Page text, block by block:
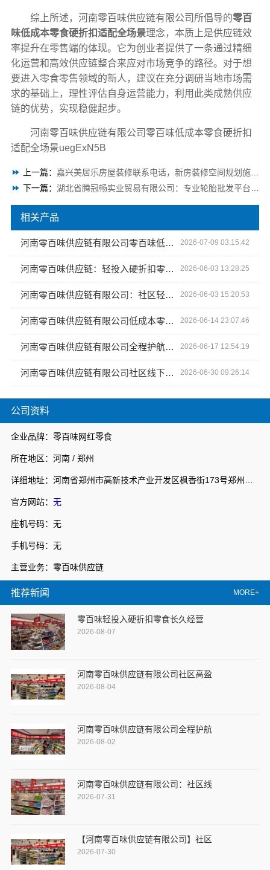
公司资料
企业品牌：零百味网红零食
所在地区：河南 / 郑州
官方网站： 无
座机号码：无
手机号码：无
主营业务：零百味供应链
推荐新闻 MORE+
零百味轻投入硬折扣零食长久经营
2026-08-07
河南零百味供应链有限公司社区高盈
2026-08-04
河南零百味供应链有限公司全程护航
2026-08-02
河南零百味供应链有限公司：社区线
2026-07-31
【河南零百味供应链有限公司】社区
2026-07-30
综上所述，河南零百味供应链有限公司所倡导的零百
味低成本零食硬折扣适配全场景理念，本质上是供应链效
率提升在零售端的体现。它为创业者提供了一条通过精细
化运营和高效供应链整合来应对市场竞争的路径。对于想
要进入零食零售领域的新人，建议在充分调研当地市场需
求的基础上，理性评估自身运营能力，利用此类成熟供应
链的优势，实现稳健起步。
河南零百味供应链有限公司零百味低成本零食硬折扣
适配全场景uegExN5B
上一篇： 嘉兴美居乐房屋装修联系电话，新房装修空间规划施工案例
下一篇： 湖北省腾冠畅实业贸易有限公司：专业轮胎批发平台解决方案
相关产品
河南零百味供应链有限公司零百味低成本零食硬折扣适配全场景 2026-07-09 03:15:42
河南零百味供应链：轻投入硬折扣零食长久经营 2026-06-03 13:28:25
河南零百味供应链有限公司：社区轻投入硬折扣零食铺低风险经营 2026-06-03 15:20:53
河南零百味供应链有限公司低成本零食硬折扣适配全场景 2026-06-14 23:07:46
河南零百味供应链有限公司全程护航零食硬折扣线上线下联动 2026-06-17 12:54:19
河南零百味供应链有限公司社区线下实体零食铺全域盈利 2026-06-30 09:26:14